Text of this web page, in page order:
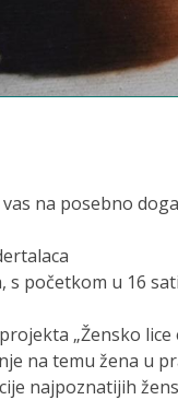
na posebno
s početkom u 16 sati
„Žensko
na temu žena u
najpoznatijih